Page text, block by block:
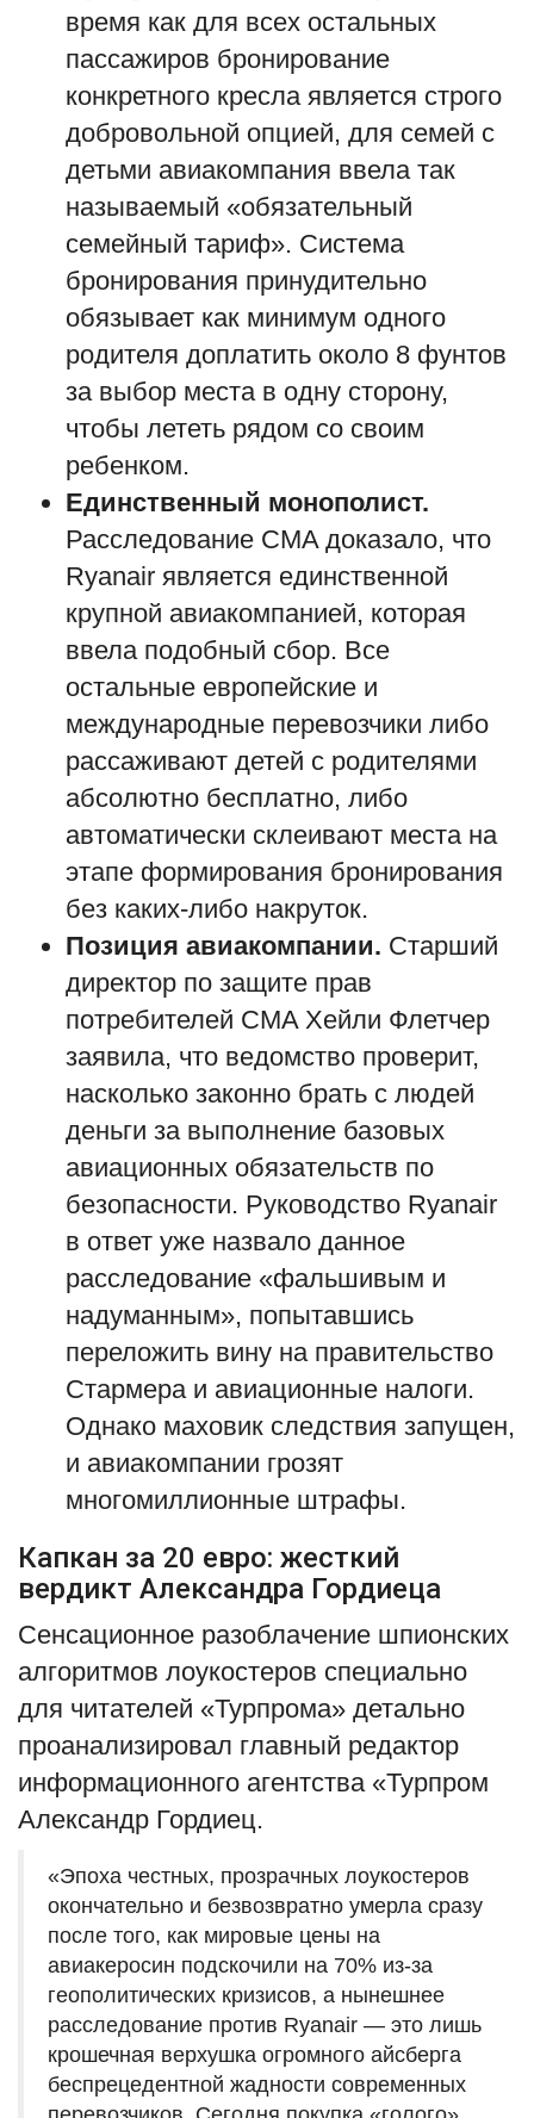
время как для всех остальных
пассажиров бронирование
конкретного кресла является строго
добровольной опцией, для семей с
детьми авиакомпания ввела так
называемый «обязательный
семейный тариф». Система
бронирования принудительно
обязывает как минимум одного
родителя доплатить около 8 фунтов
за выбор места в одну сторону,
чтобы лететь рядом со своим
ребенком.
Единственный монополист.
Расследование CMA доказало, что
Ryanair является единственной
крупной авиакомпанией, которая
ввела подобный сбор. Все
остальные европейские и
международные перевозчики либо
рассаживают детей с родителями
абсолютно бесплатно, либо
автоматически склеивают места на
этапе формирования бронирования
без каких-либо накруток.
Позиция авиакомпании. Старший
директор по защите прав
потребителей CMA Хейли Флетчер
заявила, что ведомство проверит,
насколько законно брать с людей
деньги за выполнение базовых
авиационных обязательств по
безопасности. Руководство Ryanair
в ответ уже назвало данное
расследование «фальшивым и
надуманным», попытавшись
переложить вину на правительство
Стармера и авиационные налоги.
Однако маховик следствия запущен,
и авиакомпании грозят
многомиллионные штрафы.
Капкан за 20 евро: жесткий
вердикт Александра Гордиеца
Сенсационное разоблачение шпионских
алгоритмов лоукостеров специально
для читателей «Турпрома» детально
проанализировал главный редактор
информационного агентства «Турпром
Александр Гордиец.
«Эпоха честных, прозрачных лоукостеров
окончательно и безвозвратно умерла сразу
после того, как мировые цены на
авиакеросин подскочили на 70% из-за
геополитических кризисов, а нынешнее
расследование против Ryanair — это лишь
крошечная верхушка огромного айсберга
беспрецедентной жадности современных